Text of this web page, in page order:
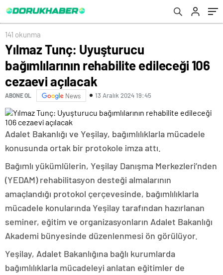
141 okunma
Yılmaz Tunç: Uyuşturucu
bağımlılarının rehabilite edileceği 106
cezaevi açılacak
ABONE OL News 13 Aralık 2024 19:45
Adalet Bakanlığı ve Yeşilay, bağımlılıklarla mücadele
konusunda ortak bir protokole imza attı.
Bağımlı yükümlülerin, Yeşilay Danışma Merkezleri’nden
(YEDAM) rehabilitasyon desteği almalarının
amaçlandığı protokol çerçevesinde, bağımlılıklarla
mücadele konularında Yeşilay tarafından hazırlanan
seminer, eğitim ve organizasyonların Adalet Bakanlığı
Akademi bünyesinde düzenlenmesi ön görülüyor.
Yeşilay, Adalet Bakanlığına bağlı kurumlarda
bağımlılıklarla mücadeleyi anlatan eğitimler de